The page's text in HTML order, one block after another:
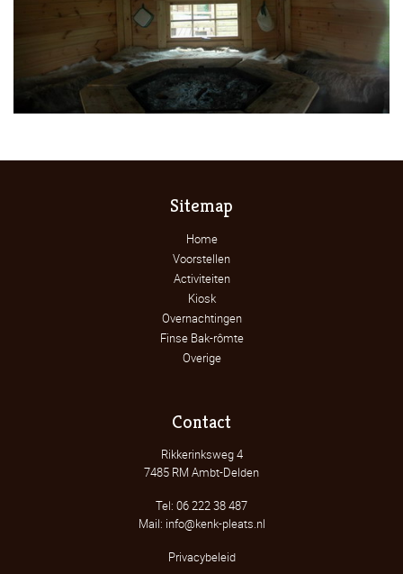
Sitemap
Home
Voorstellen
Activiteiten
Kiosk
Overnachtingen
Finse Bak-rômte
Overige
Contact
Rikkerinksweg 4
7485 RM Ambt-Delden
Tel: 06 222 38 487
Mail: info@kenk-pleats.nl
Privacybeleid